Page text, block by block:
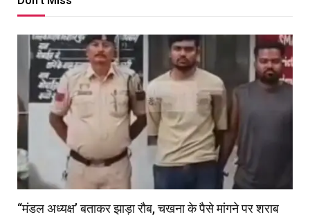
“मंडल अध्यक्ष’ बताकर झाड़ा रौब, चखना के पैसे मांगने पर शराब